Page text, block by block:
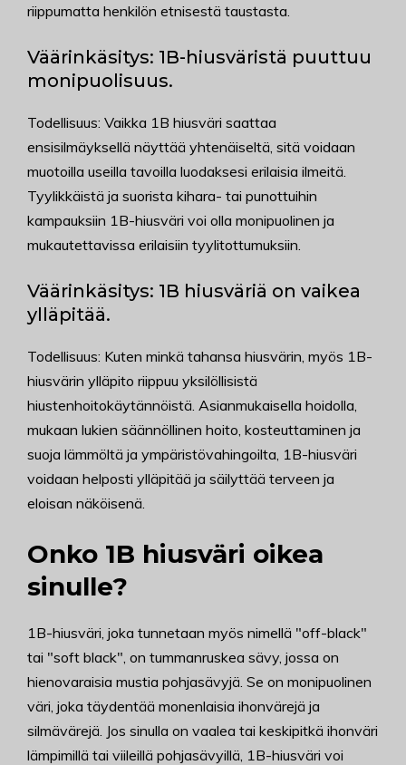
riippumatta henkilön etnisestä taustasta.
Väärinkäsitys: 1B-hiusväristä puuttuu
monipuolisuus.
Todellisuus: Vaikka 1B hiusväri saattaa
ensisilmäyksellä näyttää yhtenäiseltä, sitä voidaan
muotoilla useilla tavoilla luodaksesi erilaisia ilmeitä.
Tyylikkäistä ja suorista kihara- tai punottuihin
kampauksiin 1B-hiusväri voi olla monipuolinen ja
mukautettavissa erilaisiin tyylitottumuksiin.
Väärinkäsitys: 1B hiusväriä on vaikea
ylläpitää.
Todellisuus: Kuten minkä tahansa hiusvärin, myös 1B-
hiusvärin ylläpito riippuu yksilöllisistä
hiustenhoitokäytännöistä. Asianmukaisella hoidolla,
mukaan lukien säännöllinen hoito, kosteuttaminen ja
suoja lämmöltä ja ympäristövahingoilta, 1B-hiusväri
voidaan helposti ylläpitää ja säilyttää terveen ja
eloisan näköisenä.
Onko 1B hiusväri oikea
sinulle?
1B-hiusväri, joka tunnetaan myös nimellä "off-black"
tai "soft black", on tummanruskea sävy, jossa on
hienovaraisia mustia pohjasävyjä. Se on monipuolinen
väri, joka täydentää monenlaisia ihonvärejä ja
silmävärejä. Jos sinulla on vaalea tai keskipitkä ihonväri
lämpimillä tai viileillä pohjasävyillä, 1B-hiusväri voi